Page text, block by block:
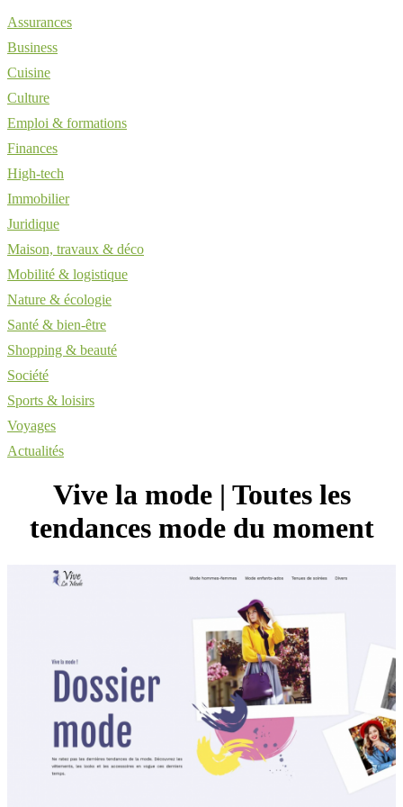
Assurances
Business
Cuisine
Culture
Emploi & formations
Finances
High-tech
Immobilier
Juridique
Maison, travaux & déco
Mobilité & logistique
Nature & écologie
Santé & bien-être
Shopping & beauté
Société
Sports & loisirs
Voyages
Actualités
Vive la mode | Toutes les
tendances mode du moment